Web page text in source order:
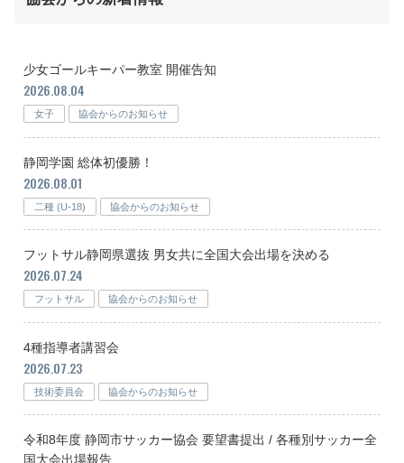
少女ゴールキーパー教室 開催告知
2026.08.04
女子 協会からのお知らせ
静岡学園 総体初優勝！
2026.08.01
二種 (U-18) 協会からのお知らせ
フットサル静岡県選抜 男女共に全国大会出場を決める
2026.07.24
フットサル 協会からのお知らせ
4種指導者講習会
2026.07.23
技術委員会 協会からのお知らせ
令和8年度 静岡市サッカー協会 要望書提出 / 各種別サッカー全
国大会出場報告